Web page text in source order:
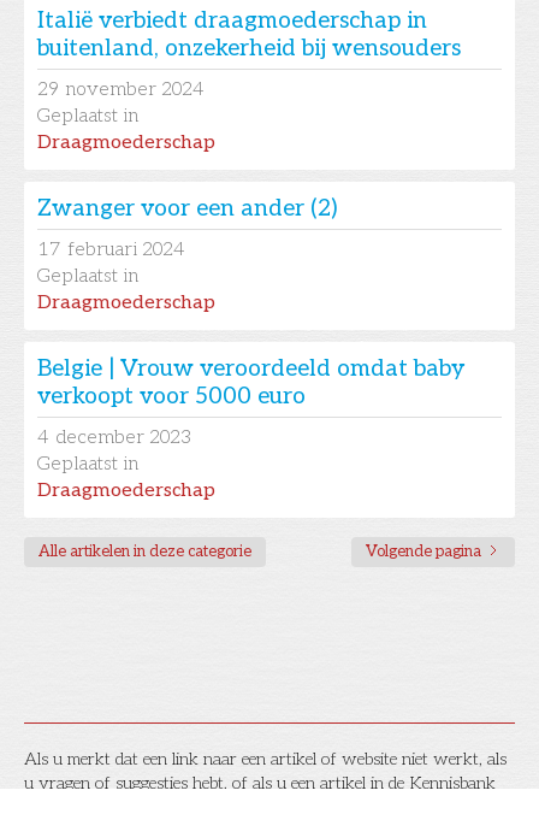
Als u merkt dat een link naar een artikel of website niet werkt, als
u vragen of suggesties hebt, of als u een artikel in de Kennisbank
Italië verbiedt draagmoederschap in
buitenland, onzekerheid bij wensouders
29 november 2024
Geplaatst in
Draagmoederschap
Zwanger voor een ander (2)
17 februari 2024
Geplaatst in
Draagmoederschap
Belgie | Vrouw veroordeeld omdat baby
verkoopt voor 5000 euro
4 december 2023
Geplaatst in
Draagmoederschap
Alle artikelen in deze categorie Volgende pagina